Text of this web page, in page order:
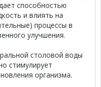
способностью
и влиять на
процессы в
улучшения.
столовой воды
стимулирует
организма.